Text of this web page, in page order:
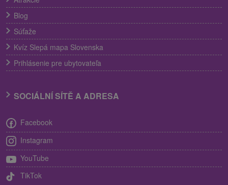
Blog
Súťaže
Kvíz Slepá mapa Slovenska
Prihlásenie pre ubytovateľa
SOCIÁLNÍ SÍTĚ A ADRESA
Facebook
Instagram
YouTube
TikTok